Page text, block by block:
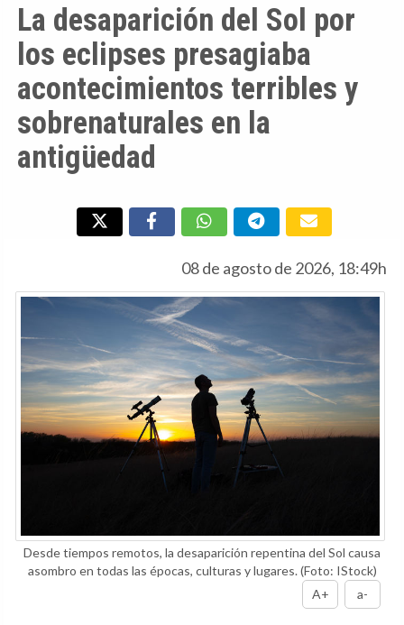
La desaparición del Sol por
los eclipses presagiaba
acontecimientos terribles y
sobrenaturales en la
antigüedad
08 de agosto de 2026, 18:49h
Desde tiempos remotos, la desaparición repentina del Sol causa
asombro en todas las épocas, culturas y lugares.(Foto: IStock)
A+
a-